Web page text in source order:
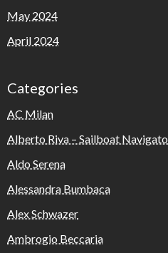
May 2024
April 2024
Categories
AC Milan
Alberto Riva – Sailboat
Aldo Serena
Alessandra Bumbaca
Alex Schwazer
Ambrogio Beccaria